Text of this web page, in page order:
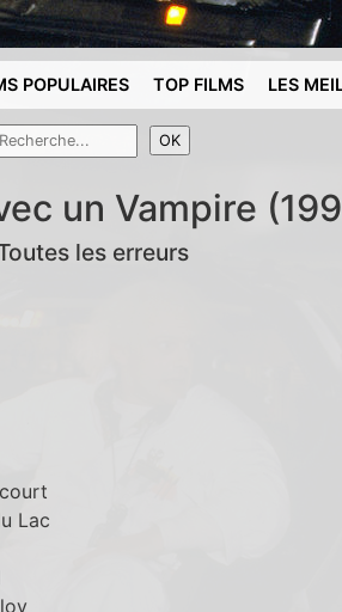
POPULAIRES TOP FILMS LES
un Vampire
les erreurs
Lac